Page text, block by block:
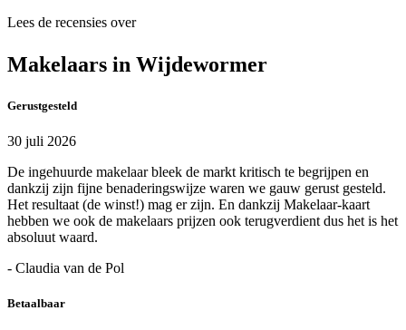
Lees de recensies over
Makelaars in Wijdewormer
Gerustgesteld
30 juli 2026
De ingehuurde makelaar bleek de markt kritisch te begrijpen en
dankzij zijn fijne benaderingswijze waren we gauw gerust gesteld.
Het resultaat (de winst!) mag er zijn. En dankzij Makelaar-kaart
hebben we ook de makelaars prijzen ook terugverdient dus het is het
absoluut waard.
- Claudia van de Pol
Betaalbaar